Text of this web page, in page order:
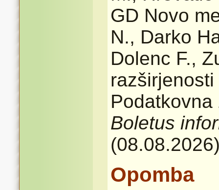
GD Novo
N., Darko
Dolenc F.,
Boletus
Opomba